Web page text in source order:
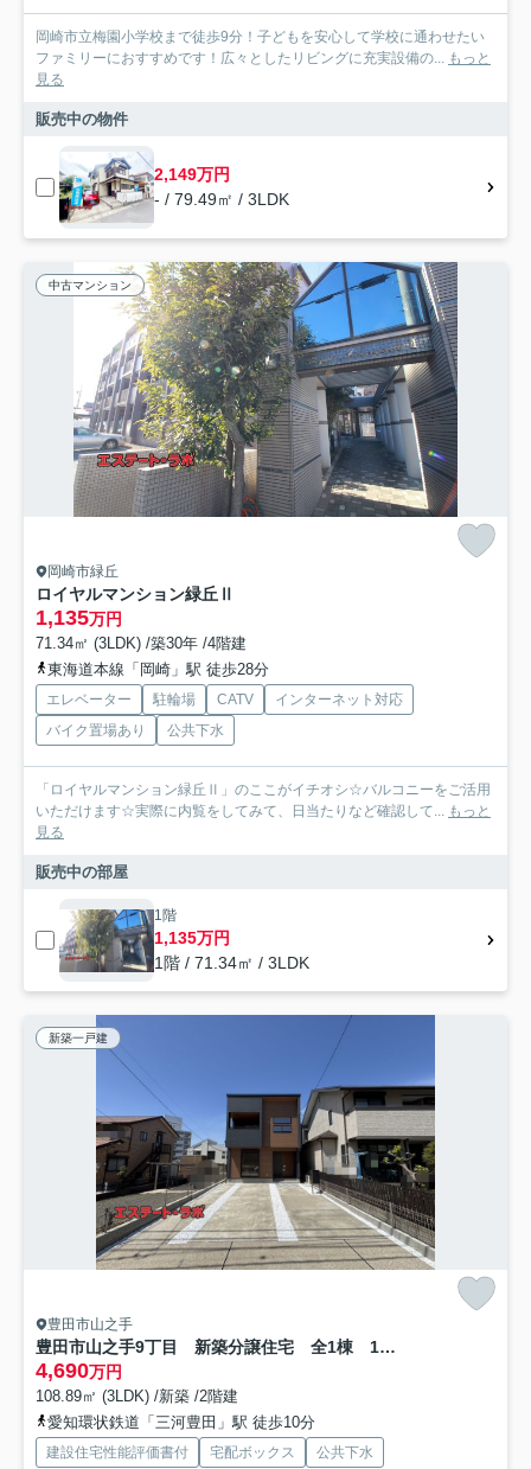
岡崎市立梅園小学校まで徒歩9分！子どもを安心して学校に通わせたい
ファミリーにおすすめです！広々としたリビングに充実設備の... もっと
見る
販売中の物件
2,149万円
- / 79.49㎡ / 3LDK
中古マンション
岡崎市緑丘
ロイヤルマンション緑丘Ⅱ
1,135万円
71.34㎡ (3LDK) /築30年 /4階建
東海道本線「岡崎」駅 徒歩28分
エレベーター 駐輪場 CATV
インターネット対応
バイク置場あり
公共下水
「ロイヤルマンション緑丘Ⅱ」のここがイチオシ☆バルコニーをご活用
いただけます☆実際に内覧をしてみて、日当たりなど確認して... もっと
見る
販売中の部屋
1階
1,135万円
1階 / 71.34㎡ / 3LDK
新築一戸建
豊田市山之手
豊田市山之手9丁目 新築分譲住宅 全1棟 1号棟
4,690万円
108.89㎡ (3LDK) /新築 /2階建
愛知環状鉄道「三河豊田」駅 徒歩10分
建設住宅性能評価書付 宅配ボックス
公共下水